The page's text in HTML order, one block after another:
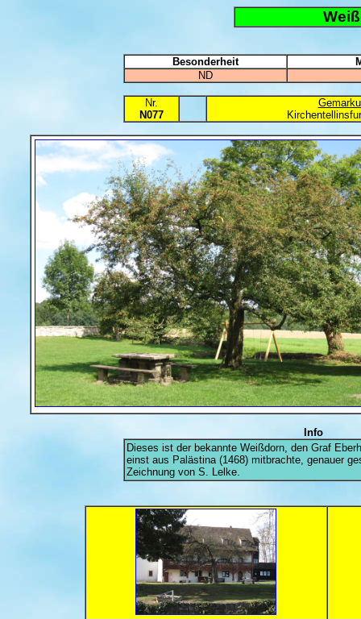
Besonderheit
ND
Nr.
N077
Info
Dieses ist der bekannte Weißdorn, den Graf
einst aus Palästina (1468) mitbrachte, genauer
Zeichnung von S. Lelke.